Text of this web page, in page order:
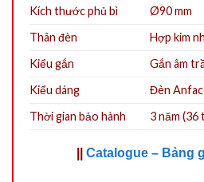
Kích thước phủ bì
Ø90 mm
Thân đèn
Hợp kim
Kiểu gắn
Gắn âm
Kiểu dáng
Đèn
Thời gian bảo hành
3 năm (36
Catalogue – Bảng